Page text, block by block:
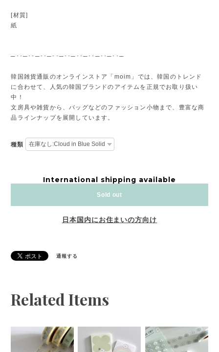
[材質]
紙
─･･─･･─･･─･･─･･─･･─･･─･･─･･─
韓国雑貨通販のオンラインストア「moim」では、韓国のトレンド
に合わせて、人気の韓国ブランドのアイテムを正規でお取り扱い
中！
文房具や雑貨から、バッグなどのファッション小物まで、豊富な商
品ラインナップを展開しています。
種類
International shipping available
Sold out
日本国内にお住まいの方向け
通報する
Related Items